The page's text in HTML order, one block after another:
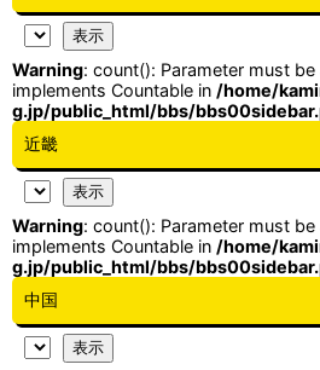
Warning: count(): Parameter must
implements Countable in /home/
g.jp/public_html/bbs/
近畿
Warning: count(): Parameter must
implements Countable in /home/
g.jp/public_html/bbs/
中国